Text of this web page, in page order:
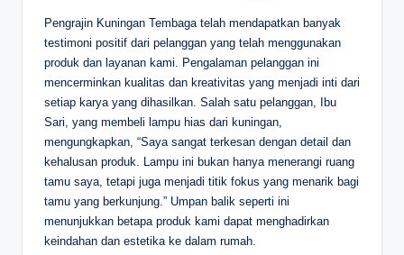
Pengrajin Kuningan Tembaga telah mendapatkan banyak
testimoni positif dari pelanggan yang telah menggunakan
produk dan layanan kami. Pengalaman pelanggan ini
mencerminkan kualitas dan kreativitas yang menjadi inti dari
setiap karya yang dihasilkan. Salah satu pelanggan, Ibu
Sari, yang membeli lampu hias dari kuningan,
mengungkapkan, “Saya sangat terkesan dengan detail dan
kehalusan produk. Lampu ini bukan hanya menerangi ruang
tamu saya, tetapi juga menjadi titik fokus yang menarik bagi
tamu yang berkunjung.” Umpan balik seperti ini
menunjukkan betapa produk kami dapat menghadirkan
keindahan dan estetika ke dalam rumah.